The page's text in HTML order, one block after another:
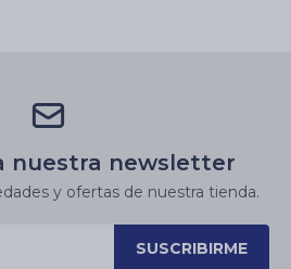
nuestra newsletter
y ofertas de nuestra tienda.
SUSCRIBIRME